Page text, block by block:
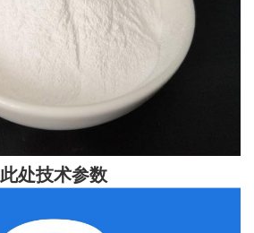
此处技术参数